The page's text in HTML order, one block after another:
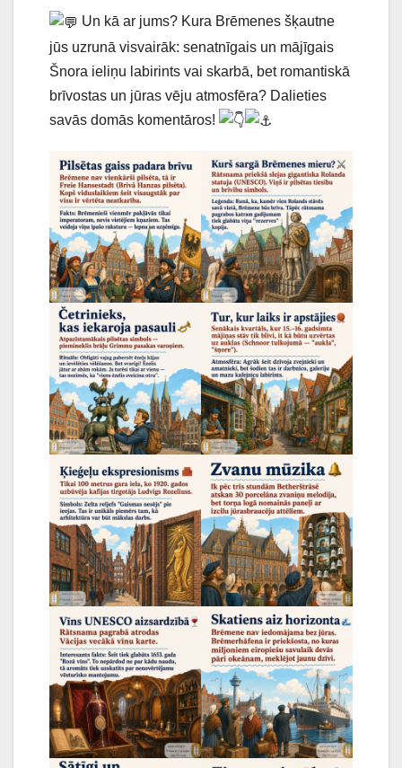
Un kā ar jums? Kura Brēmenes šķautne
jūs uzrunā visvairāk: senatnīgais un mājīgais
Šnora ieliņu labirints vai skarbā, bet romantiskā
brīvostas un jūras vēju atmosfēra? Dalieties
savās domās komentāros!